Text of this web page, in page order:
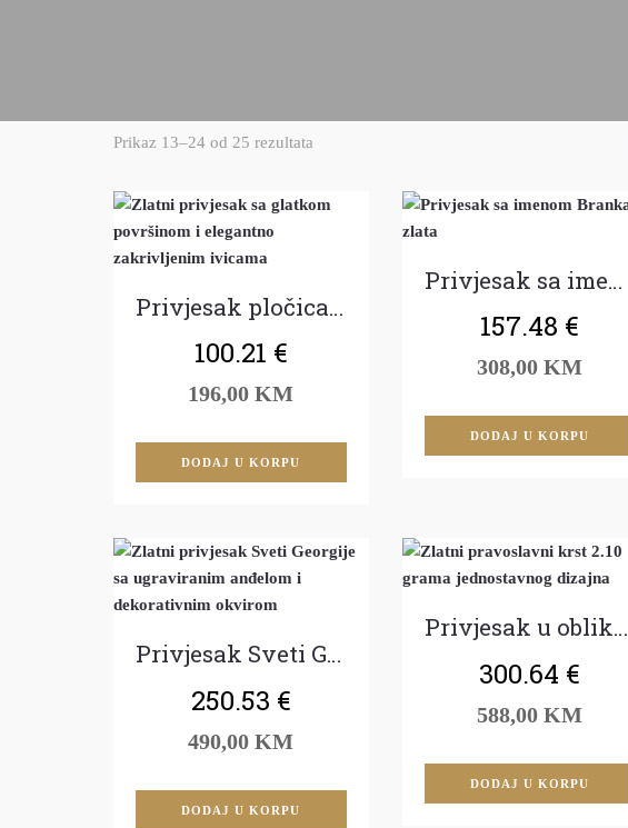
Prikaz 13–24 od 25 rezultata
Privjesak pločica: Žuto zlato
100.21 €
196,00 KM
DODAJ U KORPU
Privjesak sa imenom
157.48 €
308,00 KM
DODAJ U KORPU
Privjesak Sveti Georgije
250.53 €
490,00 KM
DODAJ U KORPU
Privjesak u obliku krsta
300.64 €
588,00 KM
DODAJ U KORPU